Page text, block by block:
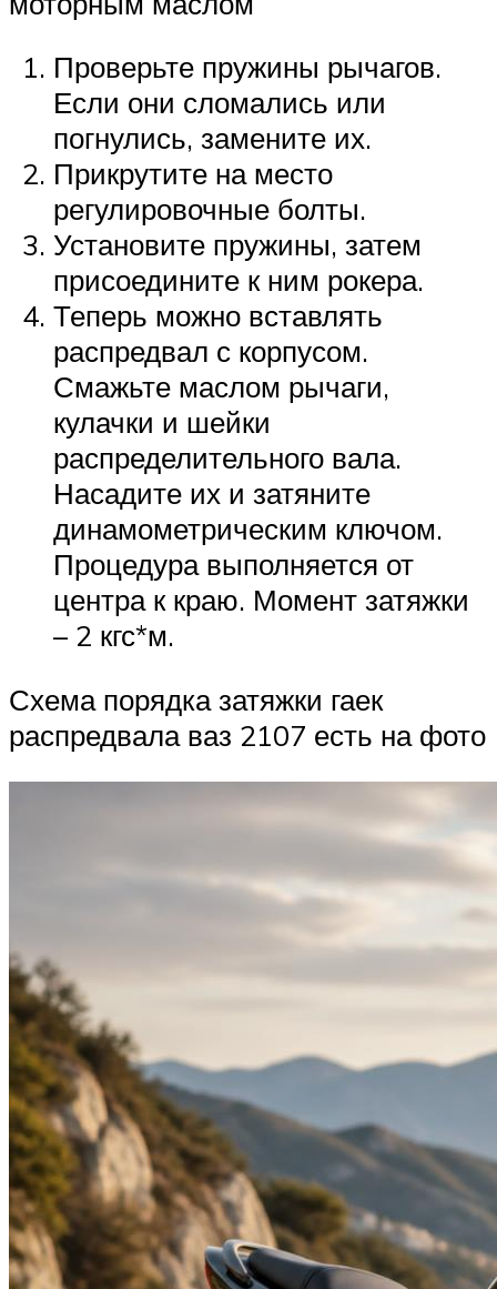
Проверьте пружины рычагов.
Если они сломались или
погнулись, замените их.
Прикрутите на место
регулировочные болты.
Установите пружины, затем
присоедините к ним рокера.
Теперь можно вставлять
распредвал с корпусом.
Смажьте маслом рычаги,
кулачки и шейки
распределительного вала.
Насадите их и затяните
динамометрическим ключом.
Процедура выполняется от
центра к краю. Момент затяжки
– 2 кгс*м.
Схема порядка затяжки гаек
распредвала ваз 2107 есть на фото